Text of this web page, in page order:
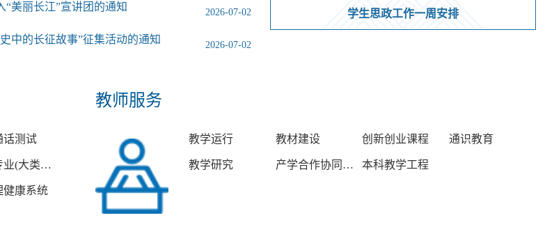
学生思政工作一周安排
“美丽长江”宣讲团的通知 2026-07-02
中的长征故事”征集活动的通知 2026-07-02
话测试
转专业(大类分流)
健康系统
教师服务
教学运行 教材建设 创新创业课程 通识教育
教学研究 产学合作协同育人 本科教学工程